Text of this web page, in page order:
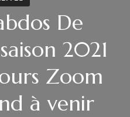
De
2021
Zoom
à venir